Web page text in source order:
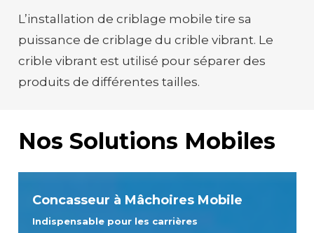
L’installation de criblage mobile tire sa
puissance de criblage du crible vibrant. Le
crible vibrant est utilisé pour séparer des
produits de différentes tailles.
Nos Solutions Mobiles
Concasseur à Mâchoires Mobile
Indispensable pour les carrières